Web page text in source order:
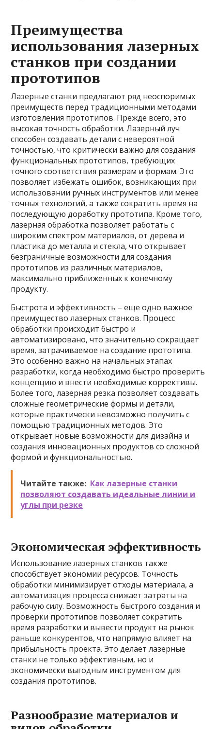
Преимущества
использования лазерных
станков при создании
прототипов
Лазерные станки предлагают ряд неоспоримых
преимуществ перед традиционными методами
изготовления прототипов. Прежде всего, это
высокая точность обработки. Лазерный луч
способен создавать детали с невероятной
точностью, что критически важно для создания
функциональных прототипов, требующих
точного соответствия размерам и формам. Это
позволяет избежать ошибок, возникающих при
использовании ручных инструментов или менее
точных технологий, а также сократить время на
последующую доработку прототипа. Кроме того,
лазерная обработка позволяет работать с
широким спектром материалов, от дерева и
пластика до металла и стекла, что открывает
безграничные возможности для создания
прототипов из различных материалов,
максимально приближенных к конечному
продукту.
Быстрота и эффективность – еще одно важное
преимущество лазерных станков. Процесс
обработки происходит быстро и
автоматизировано, что значительно сокращает
время, затрачиваемое на создание прототипа.
Это особенно важно на начальных этапах
разработки, когда необходимо быстро проверить
концепцию и внести необходимые коррективы.
Более того, лазерная резка позволяет создавать
сложные геометрические формы и детали,
которые практически невозможно получить с
помощью традиционных методов. Это
открывает новые возможности для дизайна и
создания инновационных продуктов со сложной
формой и функциональностью.
Читайте также: Как лазерные станки
позволяют создавать идеальные линии и
углы при резке
Экономическая эффективность
Использование лазерных станков также
способствует экономии ресурсов. Точность
обработки минимизирует отходы материала, а
автоматизация процесса снижает затраты на
рабочую силу. Возможность быстрого создания и
проверки прототипов позволяет сократить
время разработки и вывести продукт на рынок
раньше конкурентов, что напрямую влияет на
прибыльность проекта. Это делает лазерные
станки не только эффективным, но и
экономически выгодным инструментом для
создания прототипов.
Разнообразие материалов и